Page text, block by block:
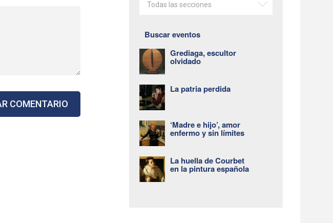
Todas las secciones
Buscar eventos
Grediaga, escultor
olvidado
La patria perdida
‘Madre e hijo’, amor
enfermo y sin límites
La huella de Courbet
en la pintura española